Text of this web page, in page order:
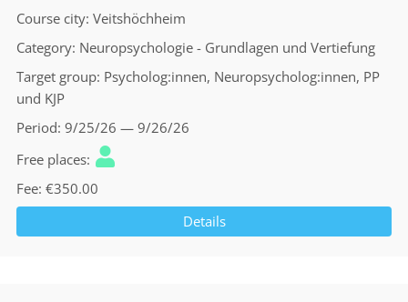
Course city Veitshöchheim
Category Neuropsychologie - Grundlagen und Vertiefung
Target group Psycholog:innen, Neuropsycholog:innen, PP
und KJP
Period 9/25/26 — 9/26/26
Free places
Fee €350.00
Details